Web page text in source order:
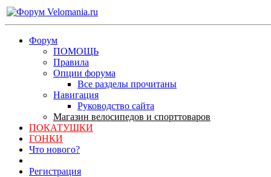
Форум
ПОМОЩЬ
Правила
Опции форума
Все разделы прочитаны
Навигация
Руководство сайта
Магазин велосипедов и спорттоваров
ПОКАТУШКИ
ГОНКИ
Что нового?
Регистрация